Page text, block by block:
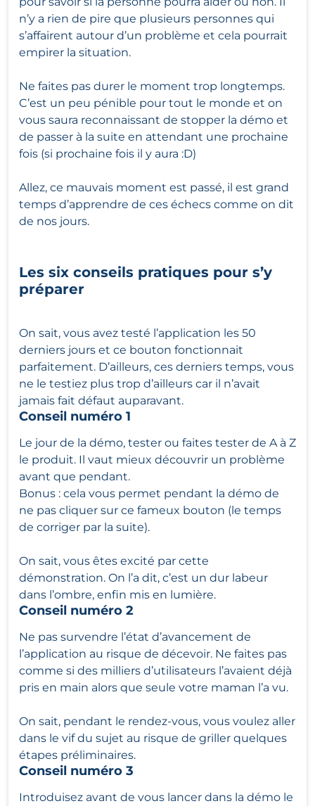
n’y a rien de pire que plusieurs personnes qui
s’affairent autour d’un problème et cela pourrait
empirer la situation.
Ne faites pas durer le moment trop longtemps.
C’est un peu pénible pour tout le monde et on
vous saura reconnaissant de stopper la démo et
de passer à la suite en attendant une prochaine
fois (si prochaine fois il y aura :D)
Allez, ce mauvais moment est passé, il est grand
temps d’apprendre de ces échecs comme on dit
de nos jours.
Les six conseils pratiques pour s’y
préparer
On sait, vous avez testé l’application les 50
derniers jours et ce bouton fonctionnait
parfaitement. D’ailleurs, ces derniers temps, vous
ne le testiez plus trop d’ailleurs car il n’avait
jamais fait défaut auparavant.
Conseil numéro 1
Le jour de la démo, tester ou faites tester de A à Z
le produit. Il vaut mieux découvrir un problème
avant que pendant.
Bonus : cela vous permet pendant la démo de
ne pas cliquer sur ce fameux bouton (le temps
de corriger par la suite).
On sait, vous êtes excité par cette
démonstration. On l’a dit, c’est un dur labeur
dans l’ombre, enfin mis en lumière.
Conseil numéro 2
Ne pas survendre l’état d’avancement de
l’application au risque de décevoir. Ne faites pas
comme si des milliers d’utilisateurs l’avaient déjà
pris en main alors que seule votre maman l’a vu.
On sait, pendant le rendez-vous, vous voulez aller
dans le vif du sujet au risque de griller quelques
étapes préliminaires.
Conseil numéro 3
Introduisez avant de vous lancer dans la démo le